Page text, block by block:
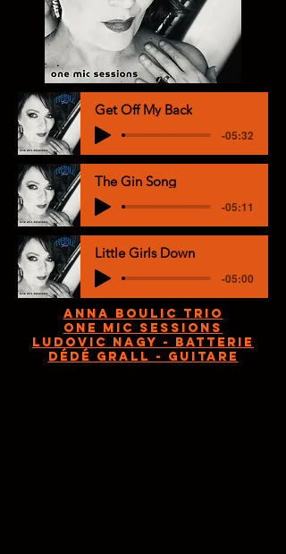
Get Off My Back
-05:32
The Gin Song
-05:11
Little Girls Down
-05:00
Anna Boulic TRIO
ONE MIC SESSIONS
LUDOVIC NAGY - BATTERIE
DÉDÉ GRALL - GUITARE